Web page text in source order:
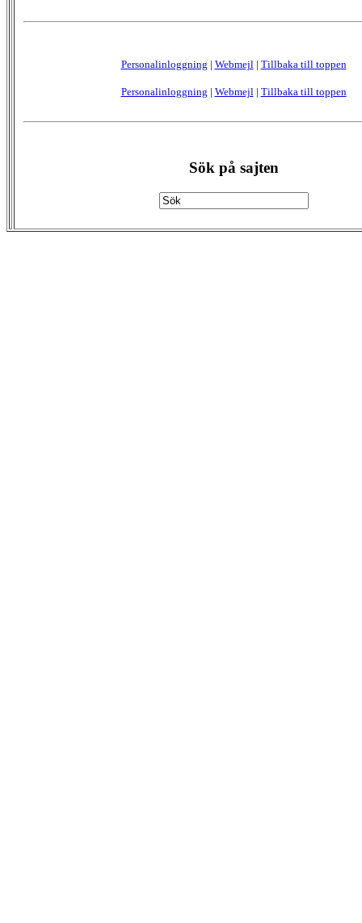
Personalinloggning | Webmejl| Tillbaka till toppen
Personalinloggning | Webmejl| Tillbaka till toppen
Sök på sajten